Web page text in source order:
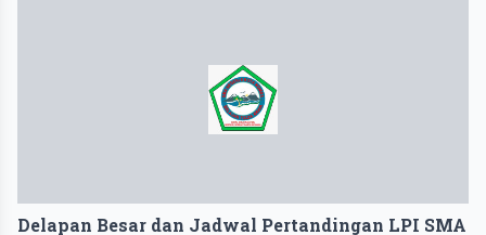
Delapan Besar dan Jadwal Pertandingan LPI SMA